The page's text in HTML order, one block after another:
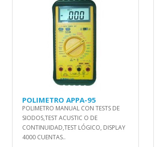
POLIMETRO APPA-95
POLIMETRO MANUAL CON TESTS DE
SIODOS,TEST ACUSTIC O DE
CONTINUIDAD,TEST LÓGICO, DISPLAY
4000 CUENTAS..